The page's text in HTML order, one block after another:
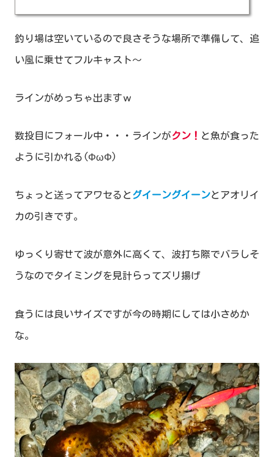
釣り場は空いているので良さそうな場所で準備して、追
い風に乗せてフルキャスト～
ラインがめっちゃ出ますｗ
数投目にフォール中・・・ラインがクン！ と魚が食った
ように引かれる(ΦωΦ)
ちょっと送ってアワセるとグイーングイーンとアオリイ
カの引きです。
ゆっくり寄せて波が意外に高くて、波打ち際でバラしそ
うなのでタイミングを見計らってズリ揚げ
食うには良いサイズですが今の時期にしては小さめか
な。